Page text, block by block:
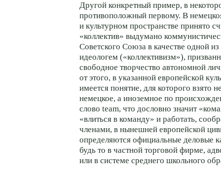
Другой конкретный пример, в
противоположный первому. В
и культурном пространстве принято
«коллектив» выдумано
Советского Союза в качестве одной
идеологем («коллективизм»),
свободное творчество автономной
от этого, в указанной европейской
имеется понятие, для которого взято
немецкое, а иноземное по
слово team, что дословно значит
«влиться в команду» и работать,
членами, в нынешней европейской
определяются официальные деловые
будь то в частной торговой фирме,
или в системе среднего школьного